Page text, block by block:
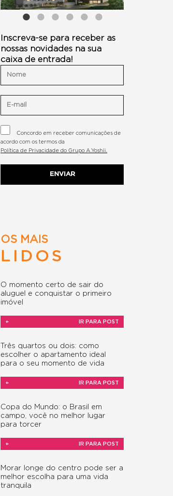
Inscreva-se para receber as
nossas novidades na sua
caixa de entrada!
Concordo em receber comunicações de
acordo com os termos da
Política de Privacidade do Grupo A.Yoshii.
OS MAIS
LIDOS
O momento certo de sair do
aluguel e conquistar o primeiro
imóvel
+ IR PARA POST
Três quartos ou dois: como
escolher o apartamento ideal
para o seu momento de vida
+ IR PARA POST
Copa do Mundo: o Brasil em
campo, você no melhor lugar
para torcer
+ IR PARA POST
Morar longe do centro pode ser a
melhor escolha para uma vida
tranquila